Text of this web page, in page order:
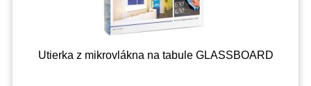
Utierka z mikrovlákna na tabule GLASSBOARD